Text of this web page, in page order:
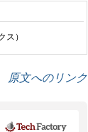
ス）
原文へのリンク